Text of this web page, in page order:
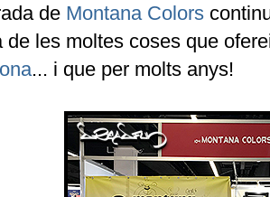
de Montana Colors
de les moltes coses que
... i que per molts anys!